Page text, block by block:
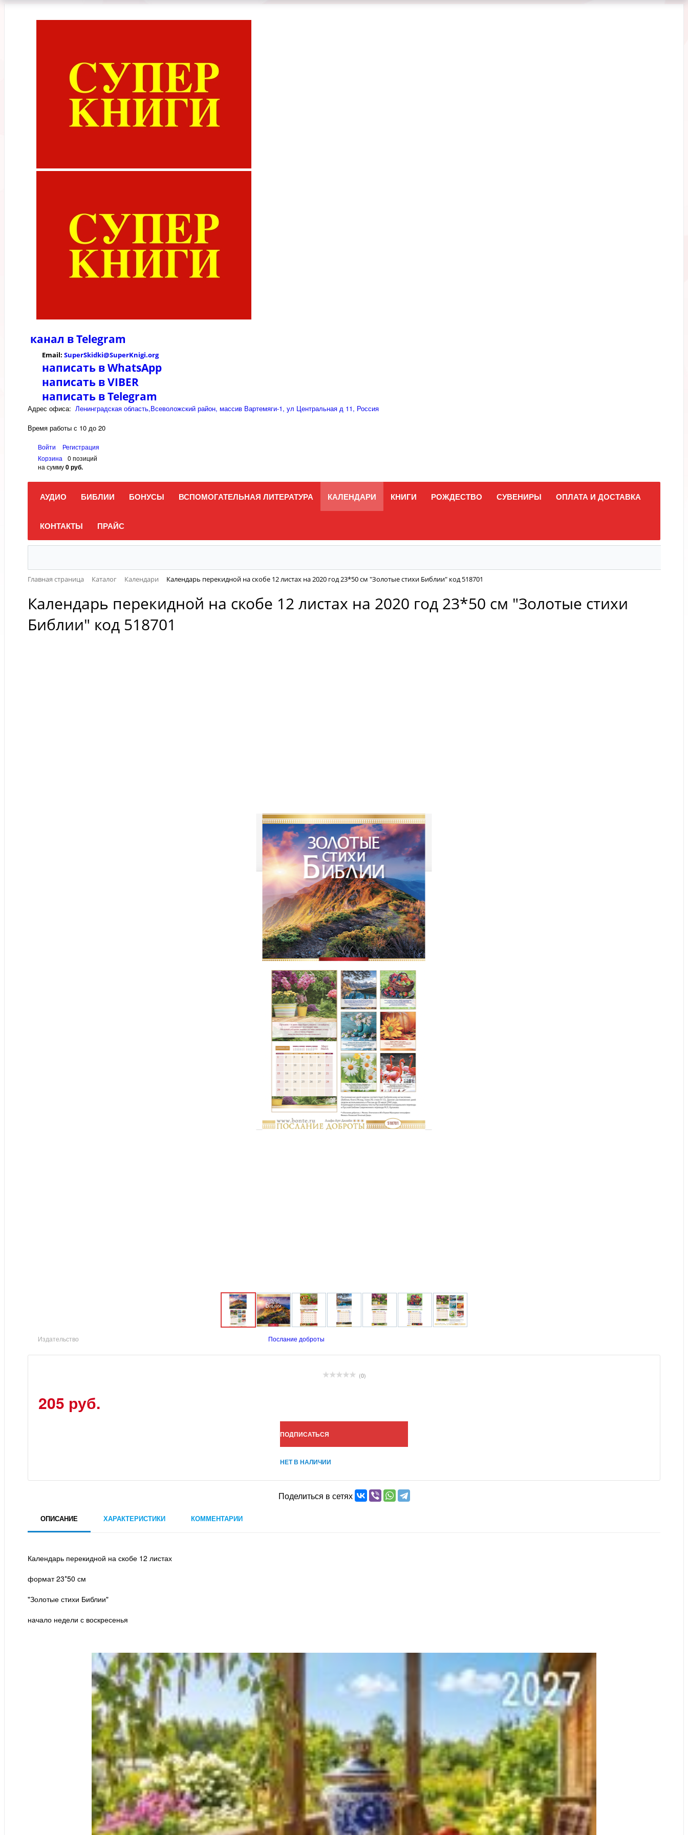
канал вTelegram
Email: SuperSkidki@SuperKnigi.org
написать в WhatsApp
написать в VIBER
написать в Telegram
Адрес офиса: Ленинградская область,Всеволожский район, массив Вартемяги-1, ул Центральная д 11, Россия
Время работы с 10 до 20
Войти
Регистрация
Корзина
0 позиций
на сумму0 руб.
АУДИО БИБЛИИ БОНУСЫ ВСПОМОГАТЕЛЬНАЯ ЛИТЕРАТУРА КАЛЕНДАРИ КНИГИ РОЖДЕСТВО СУВЕНИРЫ ОПЛАТА И ДОСТАВКА
КОНТАКТЫ ПРАЙС
Главная страница Каталог Календари Календарь перекидной на скобе 12 листах на 2020 год 23*50 см "Золотые стихи Библии" код 518701
Календарь перекидной на скобе 12 листах на 2020 год 23*50 см "Золотые стихи
Библии" код 518701
Издательство Послание доброты
(0)
205 руб.
ПОДПИСАТЬСЯ
НЕТ В НАЛИЧИИ
Поделиться в сетях
ОПИСАНИЕ ХАРАКТЕРИСТИКИ КОММЕНТАРИИ
Календарь перекидной на скобе 12 листах
формат 23*50 см
"Золотые стихи Библии"
начало недели с воскресенья